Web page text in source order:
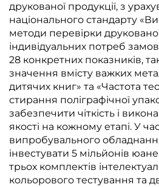
друкованої продукції, з
національного стандарту
методи перевірки друкованої
індивідуальних потреб
28 конкретних показників,
значення вмісту важких
дитячих книг» та «Частота
стирання поліграфічної
забезпечити чіткість і
якості на кожному етапі. У
випробувального
інвестувати 5 мільйонів
трьох комплектів
кольорового тестування та